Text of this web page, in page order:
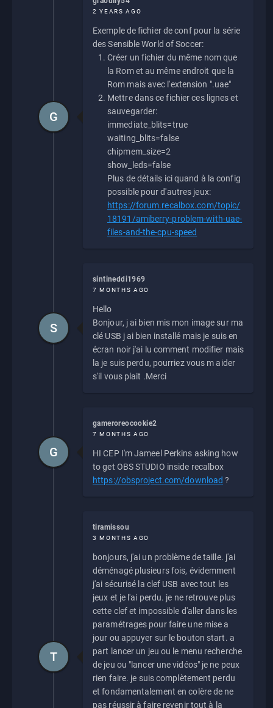
2 YEARS AGO
Exemple de fichier de conf pour la série
des Sensible World of Soccer:
Créer un fichier du même nom que
la Rom et au même endroit que la
Rom mais avec l'extension ".uae"
Mettre dans ce fichier ces lignes et
sauvegarder:
immediate_blits=true
waiting_blits=false
chipmem_size=2
show_leds=false
Plus de détails ici quand à la config
possible pour d'autres jeux:
https://forum.recalbox.com/topic/
18191/amiberry-problem-with-uae-
files-and-the-cpu-speed
G
sintineddi1969
7 MONTHS AGO
Hello
Bonjour, j ai bien mis mon image sur ma
clé USB j ai bien installé mais je suis en
écran noir j'ai lu comment modifier mais
la je suis perdu, pourriez vous m aider
s'il vous plait .Merci
S
gameroreocookie2
7 MONTHS AGO
HI CEP I'm Jameel Perkins asking how
to get OBS STUDIO inside recalbox
https://obsproject.com/download ?
G
tiramissou
3 MONTHS AGO
bonjours, j'ai un problème de taille. j'ai
déménagé plusieurs fois, évidemment
j'ai sécurisé la clef USB avec tout les
jeux et je l'ai perdu. je ne retrouve plus
cette clef et impossible d'aller dans les
paramétrages pour faire une mise a
jour ou appuyer sur le bouton start. a
part lancer un jeu ou le menu recherche
de jeu ou "lancer une vidéos" je ne peux
rien faire. je suis complètement perdu
et fondamentalement en colère de ne
pas réussir à faire revenir tout à la
T